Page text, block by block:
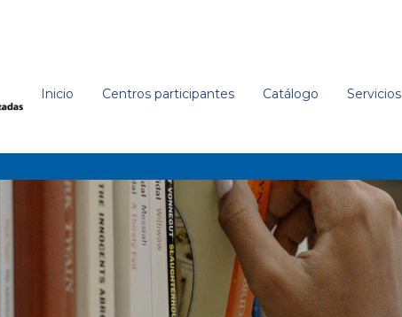
Inicio Centros participantes Catálogo Servicios